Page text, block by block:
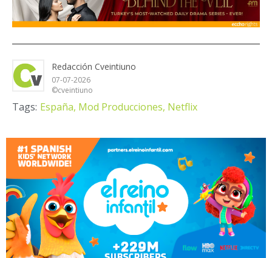
Redacción Cveintiuno
07-07-2026
©cveintiuno
Tags: España, Mod Producciones, Netflix